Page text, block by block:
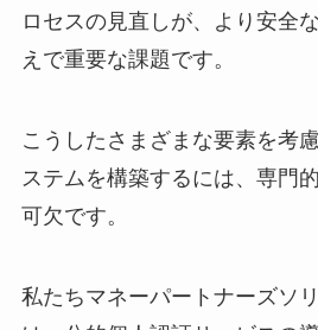
ロセスの見直しが、より安全
えで重要な課題です。
こうしたさまざまな要素を考
ステムを構築するには、専門
可欠です。
私たちマネーパートナーズソ